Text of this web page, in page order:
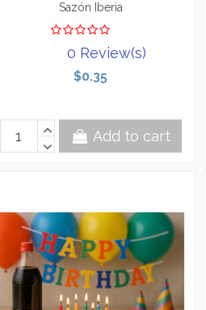
Sazón Iberia
0 Review(s)
$0.35
Add to cart